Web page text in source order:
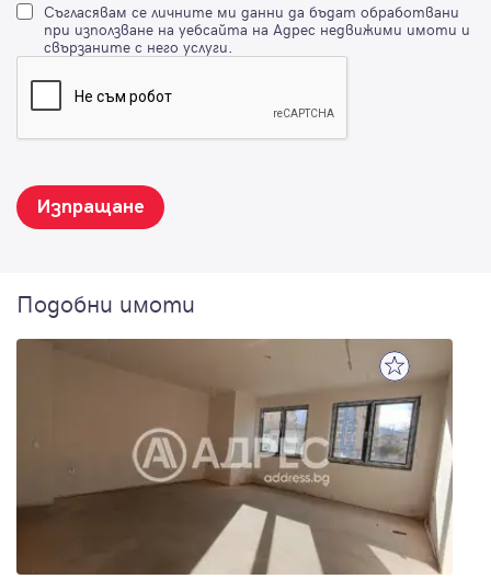
Съгласявам се личните ми данни да бъдат обработвани
при използване на уебсайта на Адрес недвижими имоти и
свързаните с него услуги.
Изпращане
Подобни имоти